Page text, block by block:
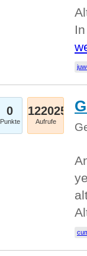
0
Punkte
122025
Aufrufe